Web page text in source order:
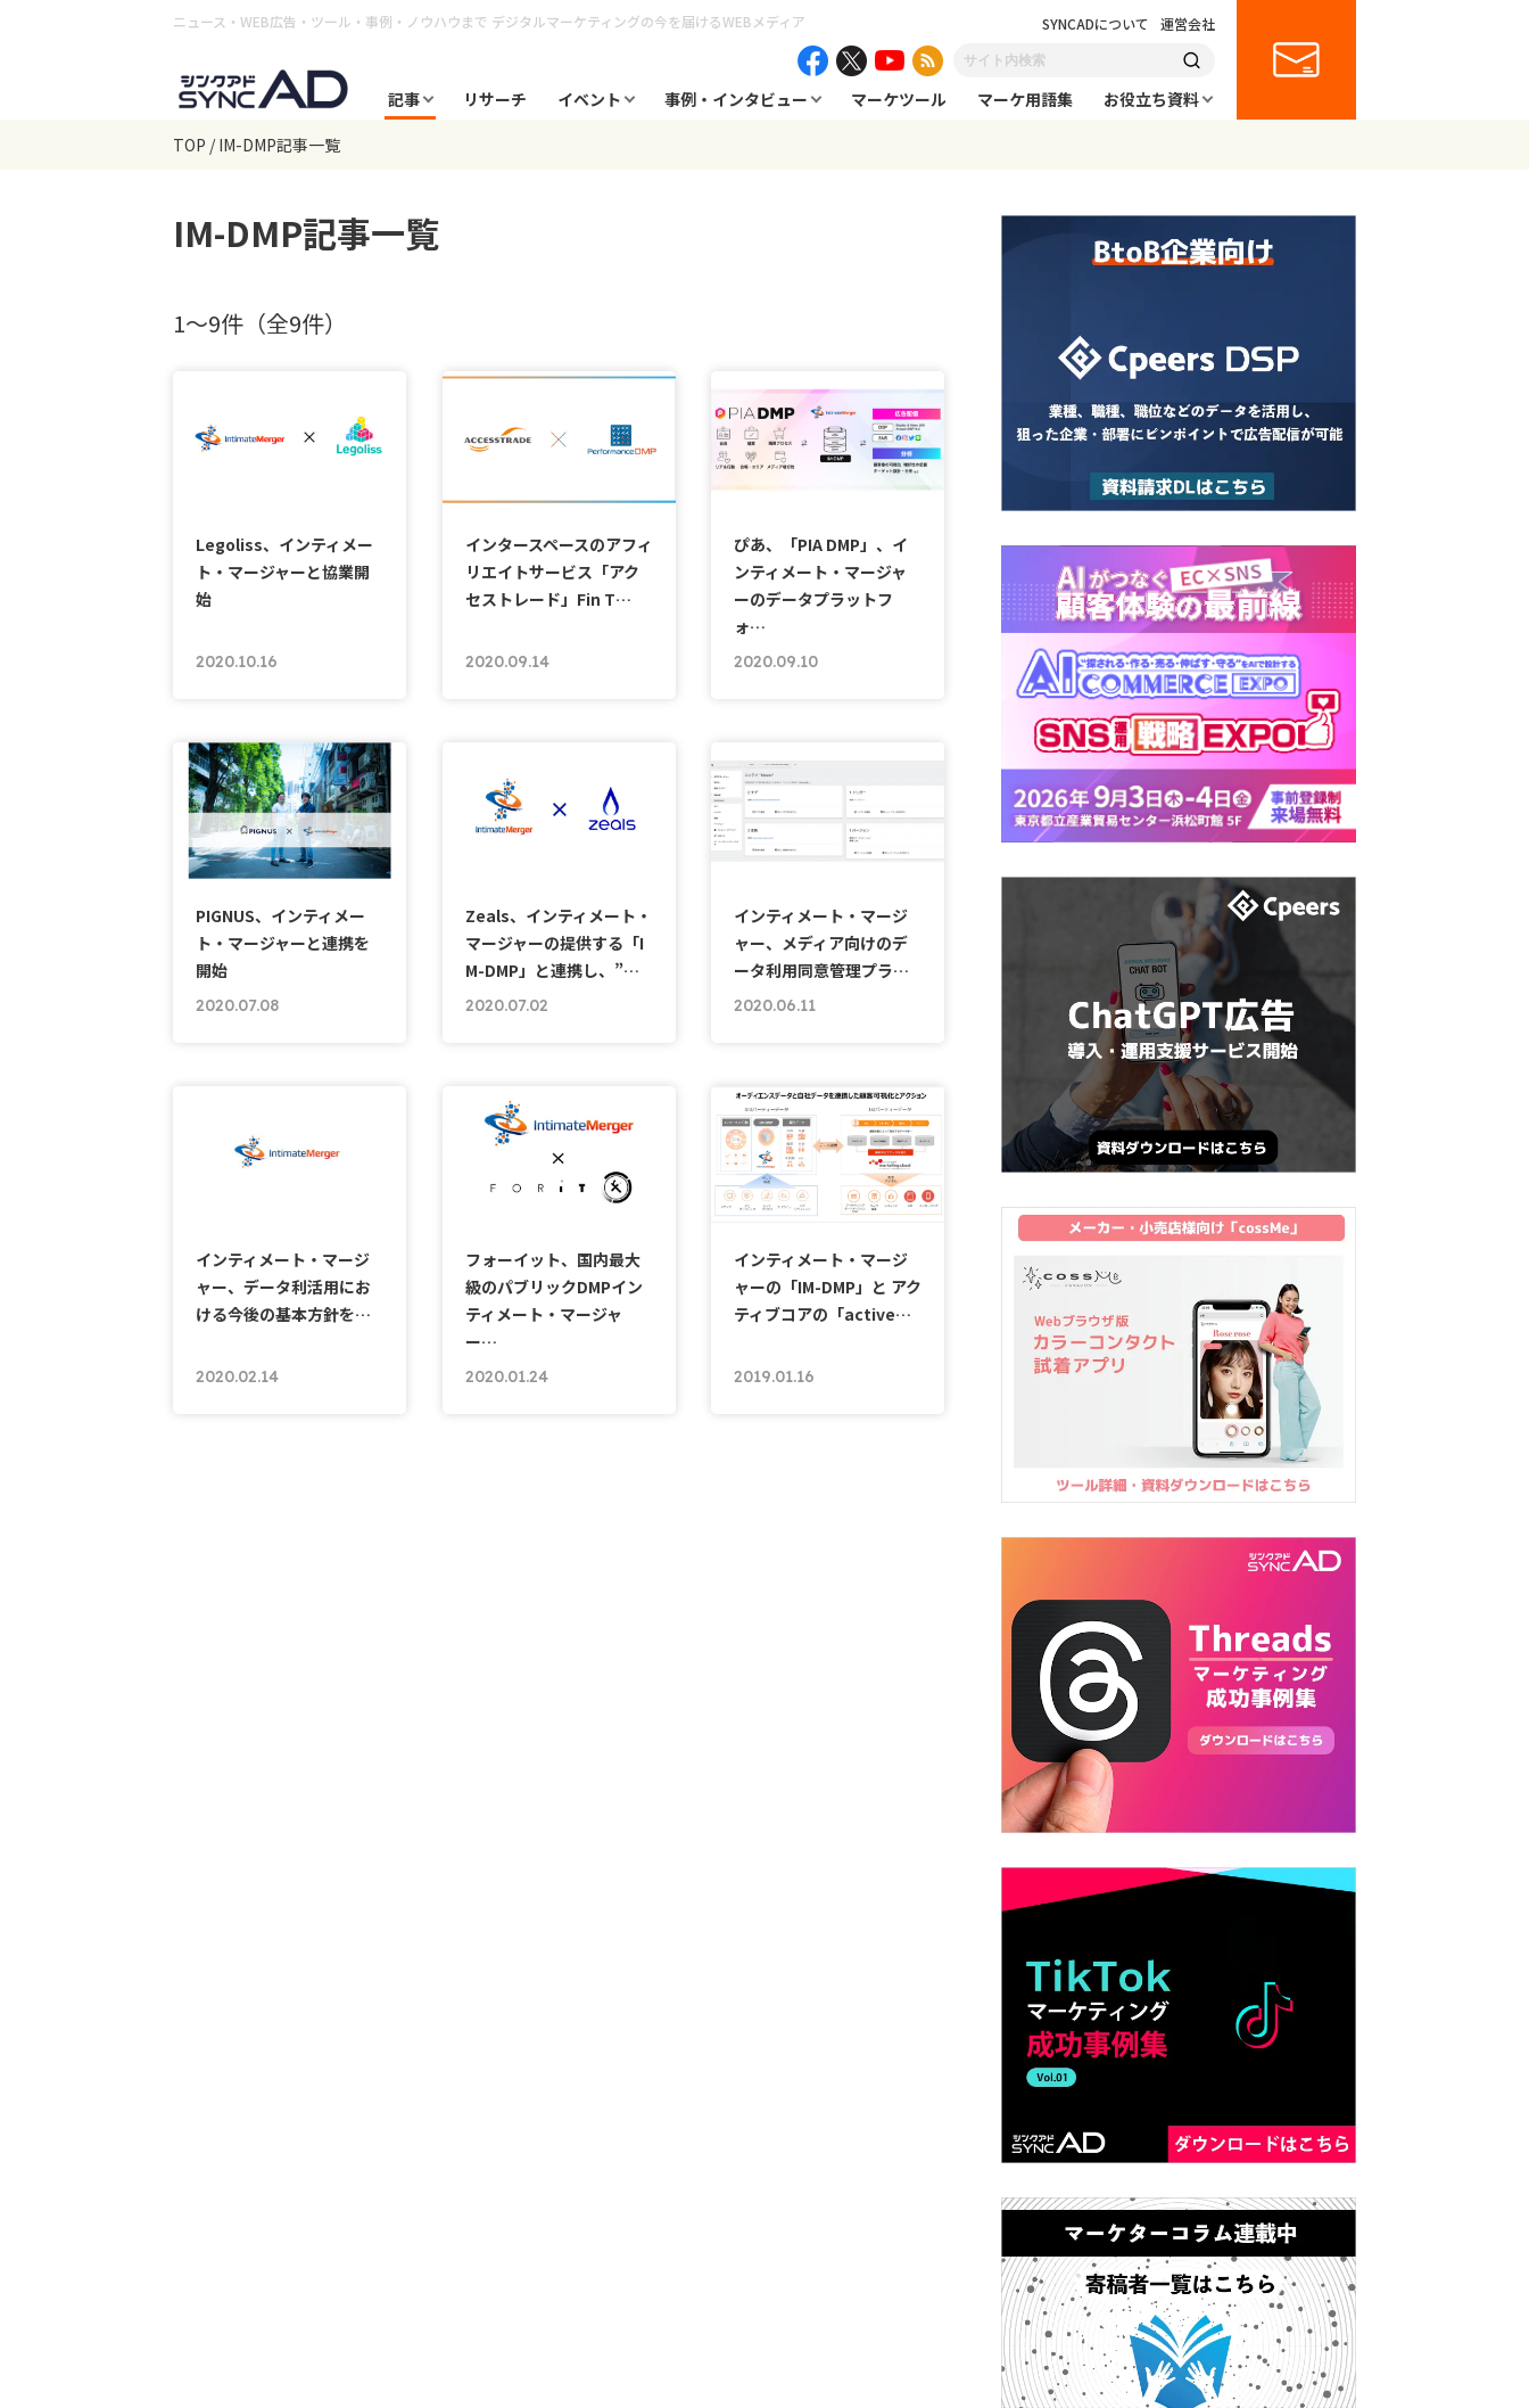
ニュース・WEB広告・ツール・事例・ノウハウまで デジタルマーケティングの今を届けるWEBメディア SYNCADについて 運営会社
記事 リサーチ イベント 事例・インタビュー マーケツール マーケ用語集
お役立ち資料
TOP
IM-DMP記事一覧
IM-DMP記事一覧
1〜9件（全9件）
Legoliss、インティメー
ト・マージャーと協業開
始
2020.10.16
インタースペースのアフィ
リエイトサービス「アク
セストレード」Fin T…
2020.09.14
ぴあ、「PIA DMP」、イ
ンティメート・マージャ
ーのデータプラットフ
ォ…
2020.09.10
PIGNUS、インティメー
ト・マージャーと連携を
開始
2020.07.08
Zeals、インティメート・
マージャーの提供する「I
M-DMP」と連携し、”…
2020.07.02
インティメート・マージ
ャー、メディア向けのデ
ータ利用同意管理プラ…
2020.06.11
インティメート・マージ
ャー、データ利活用にお
ける今後の基本方針を…
2020.02.14
フォーイット、国内最大
級のパブリックDMPイン
ティメート・マージャ
ー…
2020.01.24
インティメート・マージ
ャーの「IM-DMP」と アク
ティブコアの「active…
2019.01.16